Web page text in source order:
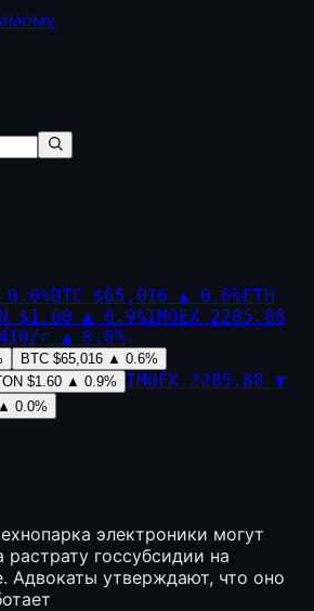
0.0%BTC $65,016 ▲ 0.6%ETH
$1.60 ▲ 0.9%IMOEX 2285.88
г ▲ 0.0%
BTC $65,016 ▲ 0.6%
$1.60 ▲ 0.9% IMOEX 2285.88 ▼
▲ 0.0%
электроники могут
растрату госсубсидии на
Адвокаты утверждают, что оно